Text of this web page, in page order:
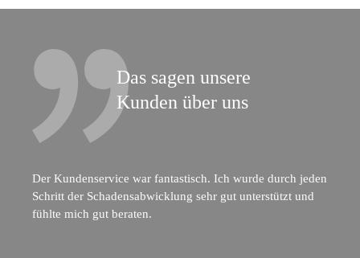
Das sagen unsere
Kunden über uns
Der Kundenservice war fantastisch. Ich wurde durch jeden
Schritt der Schadensabwicklung sehr gut unterstützt und
fühlte mich gut beraten.